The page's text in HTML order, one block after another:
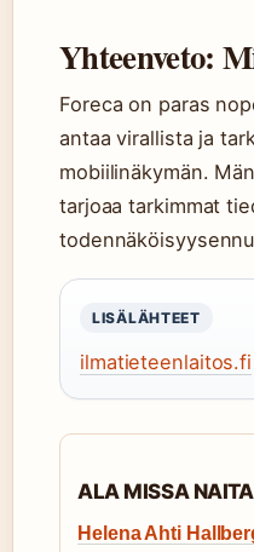
Yhteenveto:
Foreca on paras
antaa virallista ja
mobiilinäkymän.
tarjoaa tarkimmat
LISÄLÄHTEET
ilmatieteenlaitos.fi
ALA MISSA NAITA
Helena Ahti